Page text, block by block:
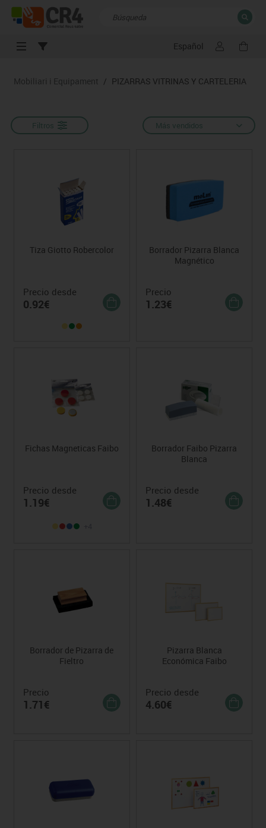
Español
Resultados de la búsqueda CERRAR
Mobiliari i Equipament / PIZARRAS VITRINAS Y CARTELERIA
Filtros Más vendidos
Tiza Giotto Robercolor
Precio desde
0.92€
Borrador Pizarra Blanca
Magnético
Precio
1.23€
Fichas Magneticas Faibo
Precio desde
1.19€
Borrador Faibo Pizarra
Blanca
Precio desde
1.48€
Borrador de Pizarra de
Fieltro
Precio
1.71€
Pizarra Blanca
Económica Faibo
Precio desde
4.60€